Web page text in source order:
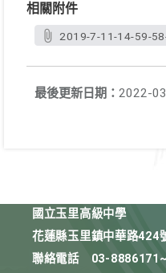
相關附件
2019-7-11-14-59-
最後更新日期： 2022-
國立玉里高級中學
花蓮縣玉里鎮中華路424
聯絡電話
03-